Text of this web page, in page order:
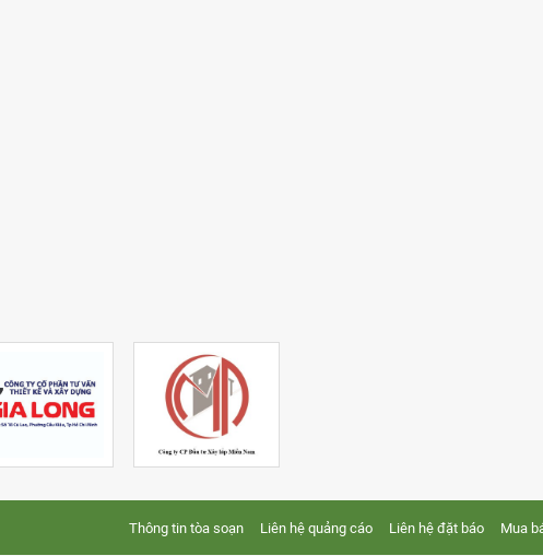
Thông tin tòa soạn Liên hệ quảng cáo Liên hệ đặt báo Mua